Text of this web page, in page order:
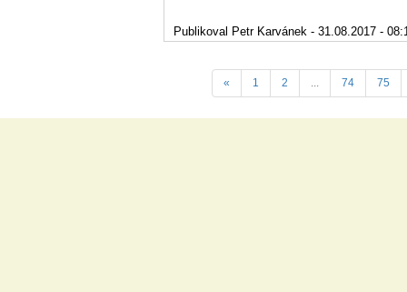
Publikoval Petr Karvánek - 31.08.2017 -
« 1 2 ... 74 75